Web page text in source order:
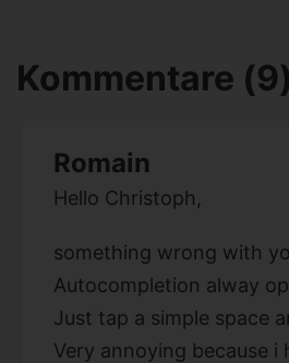
Kommentare (9)
Romain
Hello Christoph,
something wrong with
Autocompletion alway
Just tap a simple space
Very annoying because i